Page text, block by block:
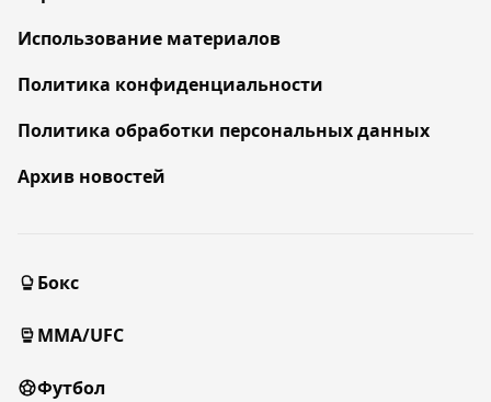
Использование материалов
Политика конфиденциальности
Политика обработки персональных данных
Архив новостей
Бокс
MMA/UFC
Футбол